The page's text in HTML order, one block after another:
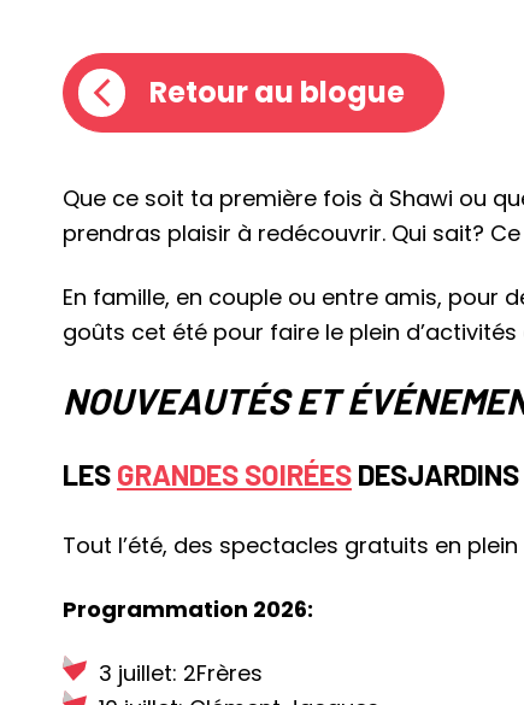
Retour au blogue
Que ce soit ta première fois à Shawi ou
prendras plaisir à redécouvrir. Qui sait?
En famille, en couple ou entre amis, pour
goûts cet été pour faire le plein d’activités
NOUVEAUTÉS ET
LES GRANDES SOIRÉES DESJARDINS
Tout l’été, des spectacles gratuits en
Programmation 2026:
3 juillet: 2Frères